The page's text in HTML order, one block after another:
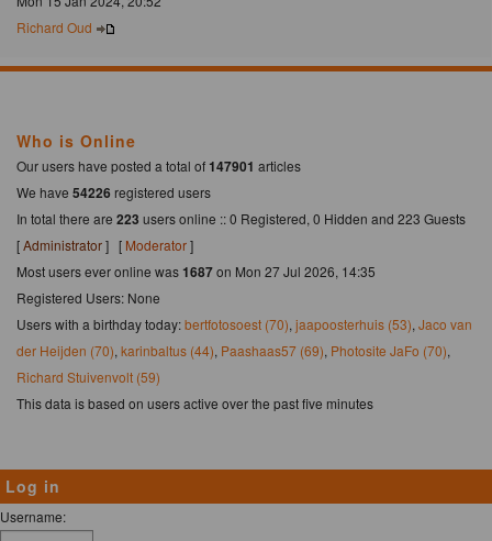
Richard Oud
Who is Online
Our users have posted a total of147901 articles
We have 54226 registered users
In total there are 223 users online :: 0 Registered, 0 Hidden and 223 Guests
[Administrator] [ Moderator]
Most users ever online was1687on Mon 27 Jul 2026, 14:35
Registered Users: None
Users with a birthday today:bertfotosoest (70), jaapoosterhuis (53), Jaco van
der Heijden (70), karinbaltus (44), Paashaas57 (69), Photosite JaFo (70),
Richard Stuivenvolt (59)
This data is based on users active over the past five minutes
Log in
Username: